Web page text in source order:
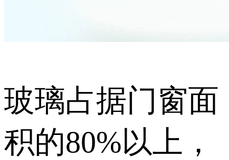
玻璃占据门窗面
积的80%以上，